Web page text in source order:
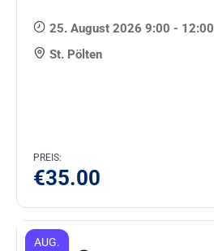
25. August 2026 9:00 - 12:00
St. Pölten
PREIS:
€35.00
AUG.